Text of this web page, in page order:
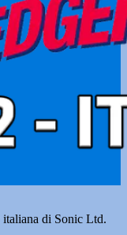
italiana di Sonic Ltd.